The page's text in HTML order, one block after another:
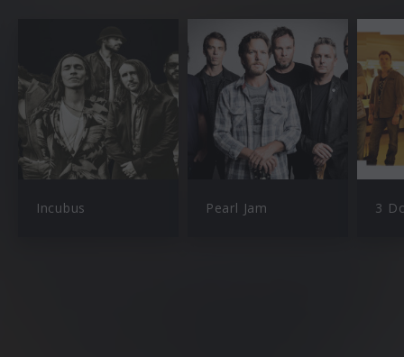
Incubus Pearl Jam 3